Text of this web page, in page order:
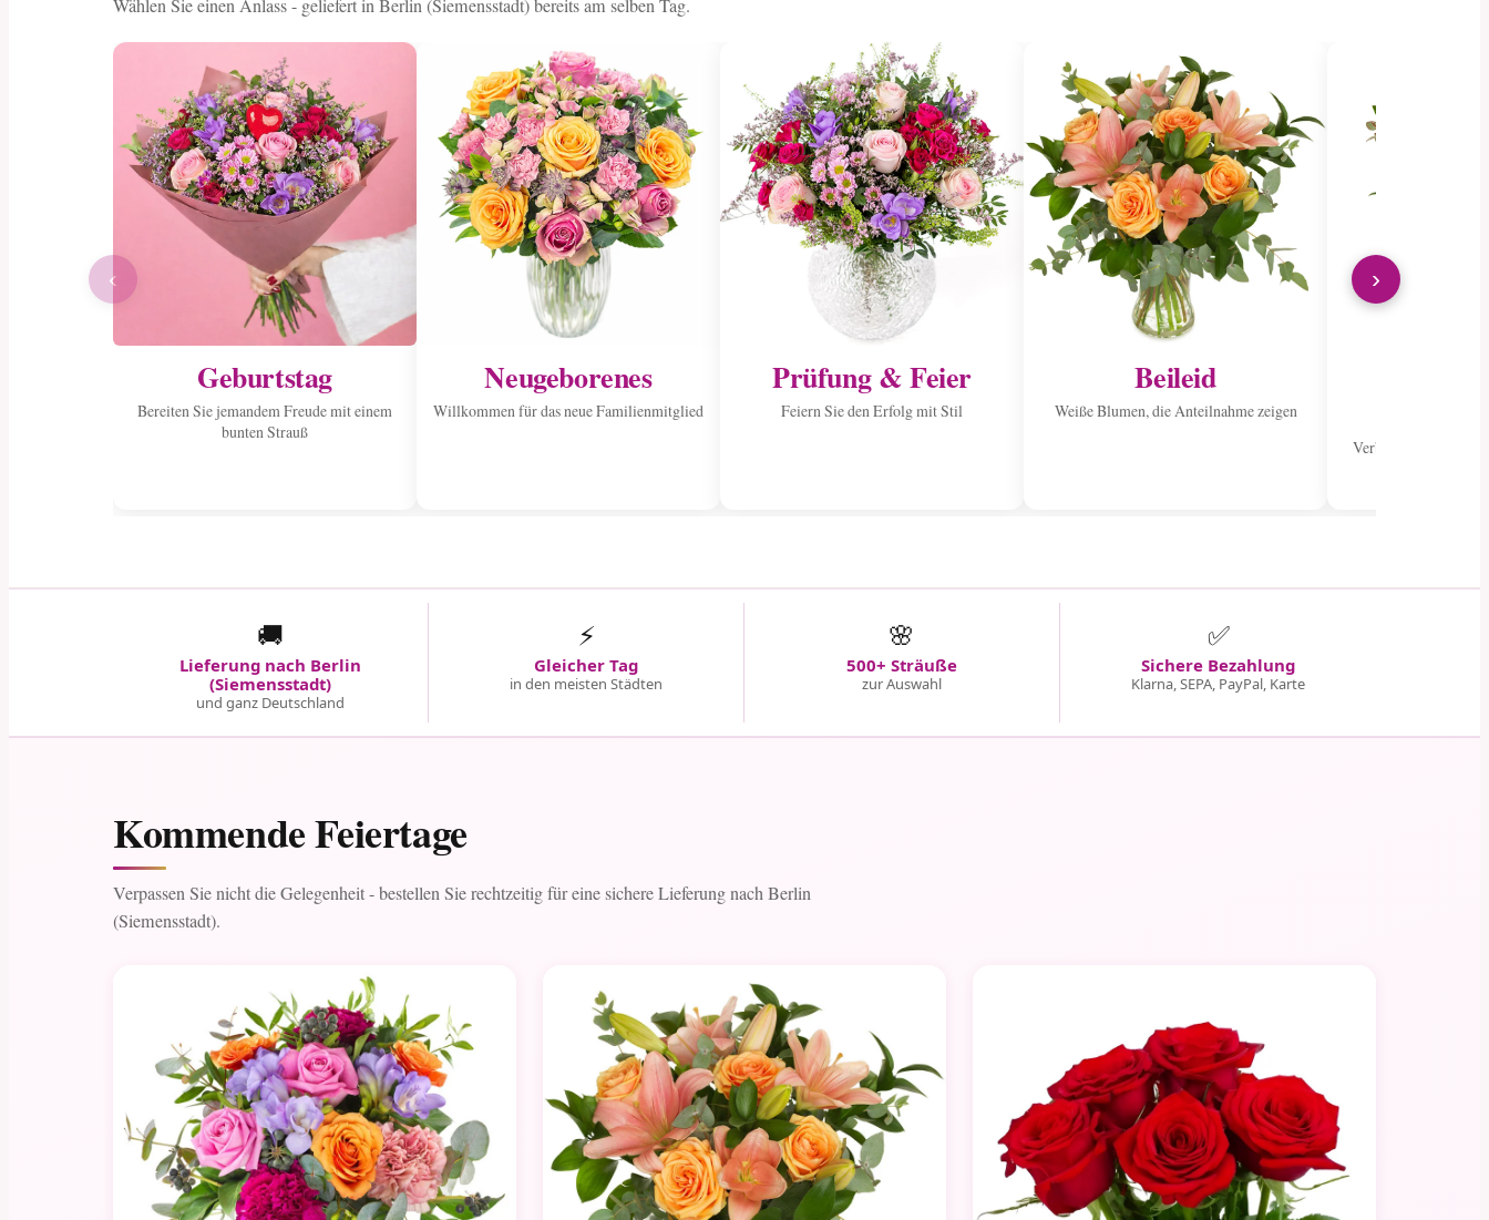
Wählen Sie einen Anlass - geliefert in Berlin (Siemensstadt) bereits am selben Tag.
Geburtstag
Bereiten Sie jemandem Freude mit einem
bunten Strauß
Neugeborenes
Willkommen für das neue Familienmitglied
Prüfung & Feier
Feiern Sie den Erfolg mit Stil
Beileid
Weiße Blumen, die Anteilnahme zeigen
Verbreiten Sie
‹ ›
🚚
Lieferung nach Berlin
(Siemensstadt)
und ganz Deutschland
⚡
Gleicher Tag
in den meisten Städten
🌸
500+ Sträuße
zur Auswahl
✅
Sichere Bezahlung
Klarna, SEPA, PayPal, Karte
Kommende Feiertage
Verpassen Sie nicht die Gelegenheit - bestellen Sie rechtzeitig für eine sichere Lieferung nach Berlin
(Siemensstadt).